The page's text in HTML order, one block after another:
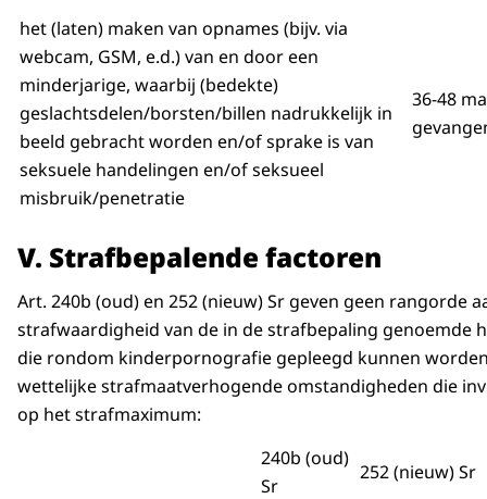
het (laten) maken van opnames (bijv. via
webcam, GSM, e.d.) van en door een
minderjarige, waarbij (bedekte)
geslachtsdelen/borsten/billen nadrukkelijk in
beeld gebracht worden en/of sprake is van
seksuele handelingen en/of seksueel
misbruik/penetratie
36-48
V. Strafbepalende factoren
Art. 240b (oud) en 252 (nieuw) Sr geven geen rangorde
strafwaardigheid van de in de strafbepaling genoemde
die rondom kinderpornografie gepleegd kunnen
wettelijke strafmaatverhogende omstandigheden die
op het strafmaximum:
240b (oud)
Sr
252 (nieuw) Sr